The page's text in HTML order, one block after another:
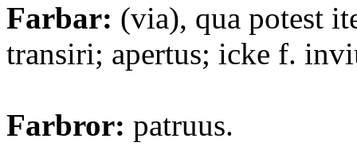
Farbar: (via), qua potest
transiri; apertus; icke f.
Farbror: patruus.